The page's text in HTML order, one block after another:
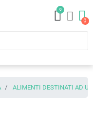
0
ALIMENTI DESTINATI AD